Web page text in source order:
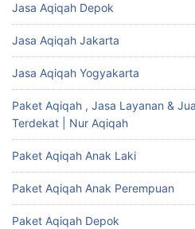
Jasa Aqiqah Depok
Jasa Aqiqah Jakarta
Jasa Aqiqah Yogyakarta
Paket Aqiqah , Jasa Layanan &
Terdekat | Nur Aqiqah
Paket Aqiqah Anak Laki
Paket Aqiqah Anak Perempuan
Paket Aqiqah Depok